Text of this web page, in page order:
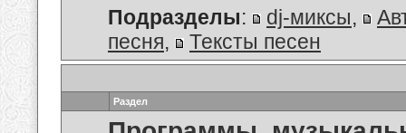
Подразделы: dj-миксы,
песня, Тексты песен
Раздел